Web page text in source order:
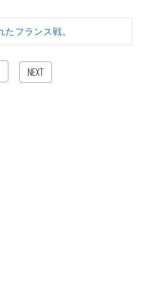
フランス戦。
NEXT